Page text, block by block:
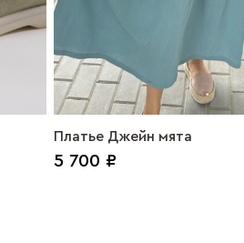
Платье Джейн мята
5 700 ₽